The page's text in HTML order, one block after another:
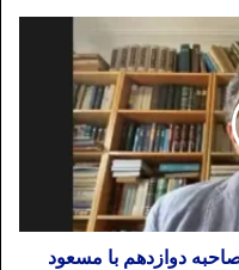
دوازدهم با مسعود